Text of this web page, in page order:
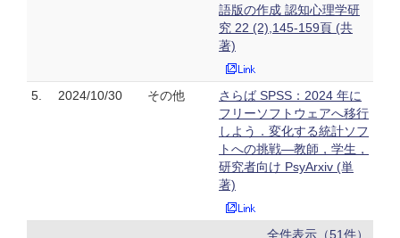
語版の作成 認知心理学研
究 22 (2),145-159頁 (共
著)
5. 2024/10/30 その他
さらば SPSS：2024 年に
フリーソフトウェアへ移行
しよう．変化する統計ソフ
トへの挑戦—教師，学生，
研究者向け PsyArxiv (単
著)
全件表示（51件）